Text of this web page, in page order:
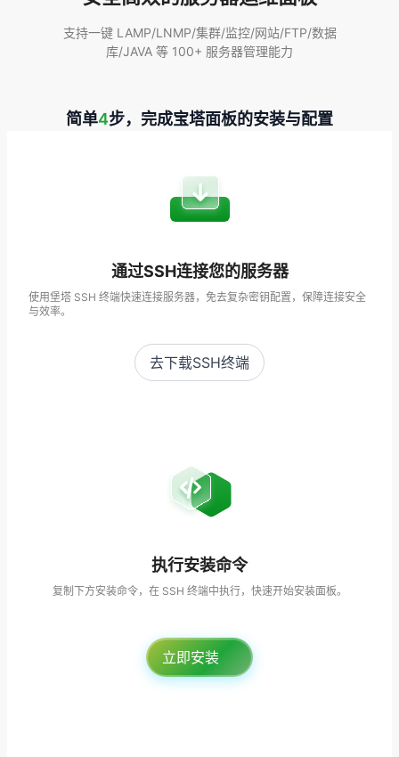
支持一键 LAMP/LNMP/集群/监控/网站/FTP/数据
库/JAVA 等 100+ 服务器管理能力
简单4步，完成宝塔面板的安装与配置
通过SSH连接您的服务器
使用堡塔 SSH 终端快速连接服务器，免去复杂密钥配置，保障连接安全
与效率。
去下载SSH终端
执行安装命令
复制下方安装命令，在 SSH 终端中执行，快速开始安装面板。
立即安装